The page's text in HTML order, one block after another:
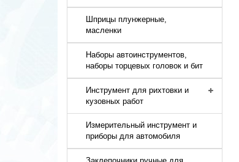
Шприцы плунжерные,
масленки
Наборы автоинструментов,
наборы торцевых головок и бит
Инструмент для рихтовки и
кузовных работ
Измерительный инструмент и
приборы для автомобиля